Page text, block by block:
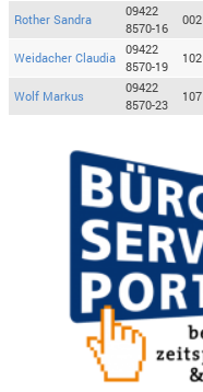
Rother Sandra
09422
8570-16
002
Weidacher Claudia
09422
8570-19
102
Wolf Markus
09422
8570-23
107